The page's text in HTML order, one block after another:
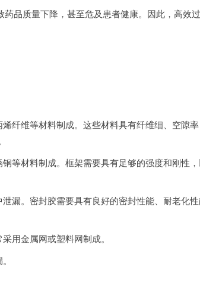
品质量下降，甚至危及患者健康。因此，高效
纤维等材料制成。这些材料具有纤维细、空隙率
等材料制成。框架需要具有足够的强度和刚性
漏。密封胶需要具有良好的密封性能、耐老化
用金属网或塑料网制成。